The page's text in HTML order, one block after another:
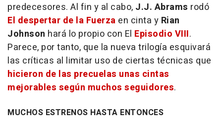
predecesores. Al fin y al cabo, J.J. Abrams rodó
El despertar de la Fuerza en cinta y Rian
Johnson hará lo propio con El Episodio VIII.
Parece, por tanto, que la nueva trilogía esquivará
las críticas al limitar uso de ciertas técnicas que
hicieron de las precuelas unas cintas
mejorables según muchos seguidores.
MUCHOS ESTRENOS HASTA ENTONCES